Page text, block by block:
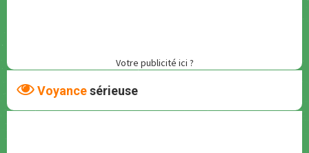
Votre publicité ici ?
Voyancesérieuse